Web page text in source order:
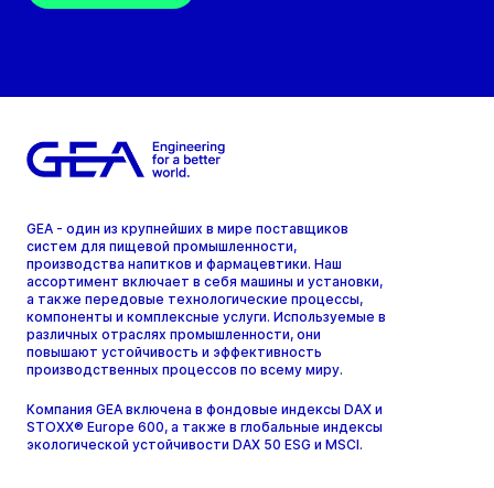
GEA - один из крупнейших в мире поставщиков
систем для пищевой промышленности,
производства напитков и фармацевтики. Наш
ассортимент включает в себя машины и установки,
а также передовые технологические процессы,
компоненты и комплексные услуги. Используемые в
различных отраслях промышленности, они
повышают устойчивость и эффективность
производственных процессов по всему миру.
Компания GEA включена в фондовые индексы DAX и
STOXX® Europe 600, а также в глобальные индексы
экологической устойчивости DAX 50 ESG и MSCI.